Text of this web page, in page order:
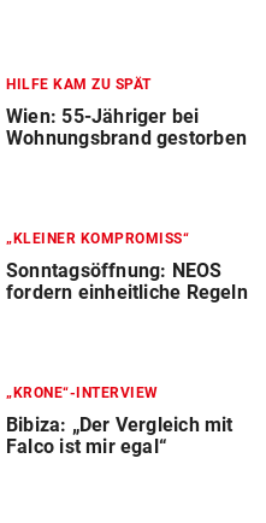
HILFE KAM ZU SPÄT
Wien: 55-Jähriger bei
Wohnungsbrand gestorben
„KLEINER KOMPROMISS“
Sonntagsöffnung: NEOS
fordern einheitliche Regeln
„KRONE“-INTERVIEW
Bibiza: „Der Vergleich mit
Falco ist mir egal“